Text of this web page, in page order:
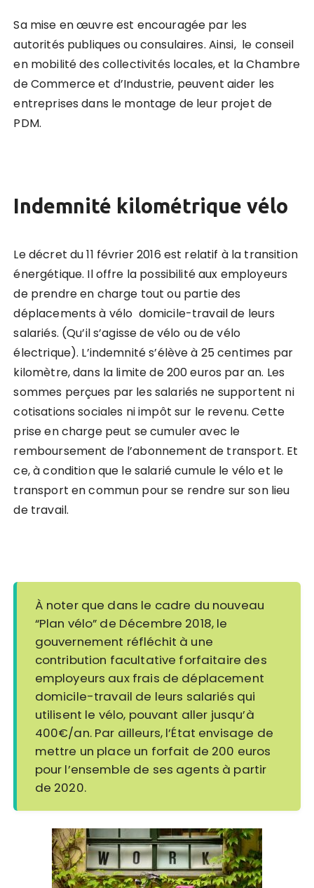
Sa mise en œuvre est encouragée par les
autorités publiques ou consulaires. Ainsi, le conseil
en mobilité des collectivités locales, et la Chambre
de Commerce et d’Industrie, peuvent aider les
entreprises dans le montage de leur projet de
PDM.
Indemnité kilométrique vélo
Le décret du 11 février 2016 est relatif à la transition
énergétique. Il offre la possibilité aux employeurs
de prendre en charge tout ou partie des
déplacements à vélo domicile-travail de leurs
salariés. (Qu’il s’agisse de vélo ou de vélo
électrique). L’indemnité s’élève à 25 centimes par
kilomètre, dans la limite de 200 euros par an. Les
sommes perçues par les salariés ne supportent ni
cotisations sociales ni impôt sur le revenu. Cette
prise en charge peut se cumuler avec le
remboursement de l’abonnement de transport. Et
ce, à condition que le salarié cumule le vélo et le
transport en commun pour se rendre sur son lieu
de travail.
À noter que dans le cadre du nouveau
“Plan vélo” de Décembre 2018, le
gouvernement réfléchit à une
contribution facultative forfaitaire des
employeurs aux frais de déplacement
domicile-travail de leurs salariés qui
utilisent le vélo, pouvant aller jusqu’à
400€/an. Par ailleurs, l’État envisage de
mettre un place un forfait de 200 euros
pour l’ensemble de ses agents à partir
de 2020.